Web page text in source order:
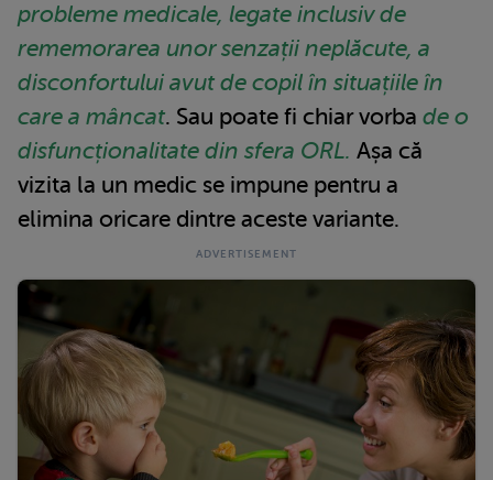
probleme medicale, legate inclusiv de
rememorarea unor senzații neplăcute, a
disconfortului avut de copil în situațiile în
care a mâncat. Sau poate fi chiar vorba de o
disfuncționalitate din sfera ORL. Așa că
vizita la un medic se impune pentru a
elimina oricare dintre aceste variante.